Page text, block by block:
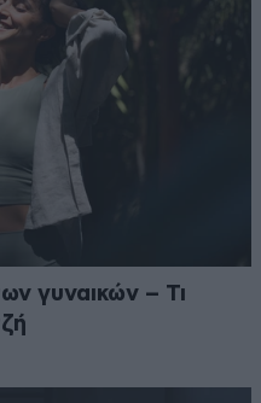
γυναικών – Τι